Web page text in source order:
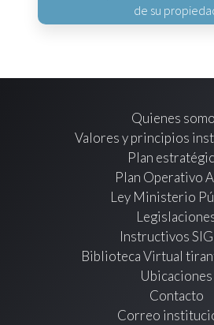
de su
Quienes
Valores y principios
Plan
Plan Operativo
Ley Ministerio
Instructivos
Biblioteca Virtual
Ubicaciones
Contacto
Correo